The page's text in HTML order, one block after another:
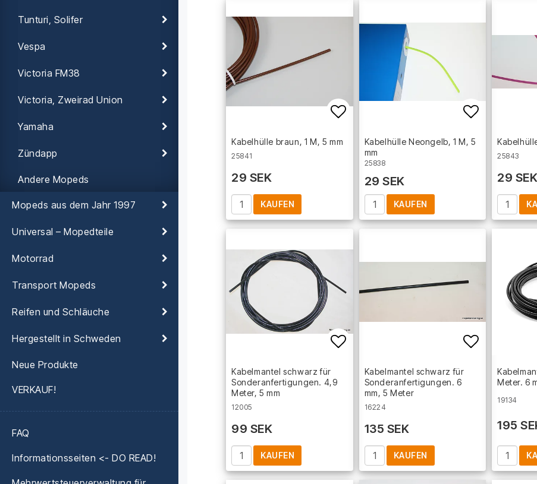
Tunturi, Solifer
Vespa
Victoria FM38
Victoria, Zweirad Union
Yamaha
Zündapp
Andere Mopeds
Mopeds aus dem Jahr 1997
Universal – Mopedteile
Motorrad
Transport Mopeds
Reifen und Schläuche
Hergestellt in Schweden
Neue Produkte
VERKAUF!
FAQ
Informationsseiten <- DO READ!
Add to list of favorites
Kabelhülle braun, 1 M, 5 mm
25841
29 SEK
KAUFEN
Add to list
Kabelhülle Neongelb, 1 M, 5
mm
25838
29 SEK
KAUFEN
25843
29 SEK
Add to list of favorites
Kabelmantel schwarz für
Sonderanfertigungen. 4,9
Meter, 5 mm
12005
99 SEK
KAUFEN
Add to list
Kabelmantel schwarz für
Sonderanfertigungen. 6
mm, 5 Meter
16224
135 SEK
KAUFEN
Meter. 6
19134
195